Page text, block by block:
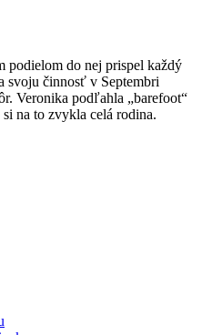
podielom do nej prispel každý
svoju činnosť v Septembri
Veronika podľahla „barefoot“
na to zvykla celá rodina.